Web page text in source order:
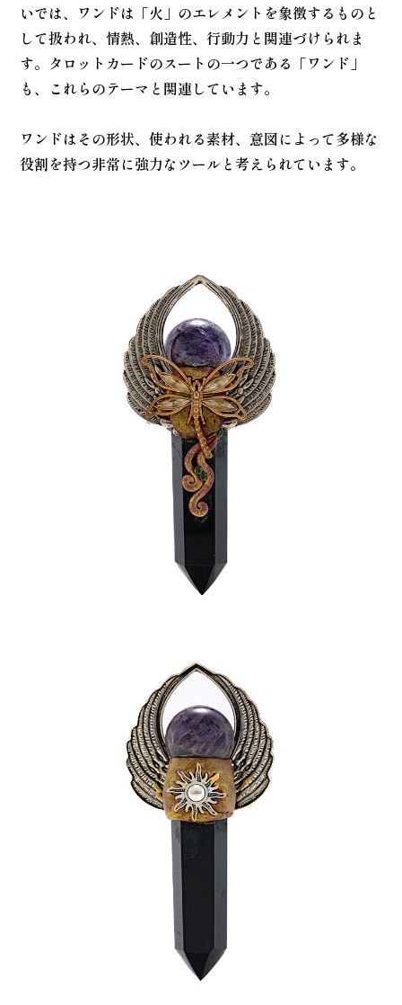
いでは、ワンドは「火」のエレメントを象徴するものと
して扱われ、情熱、創造性、行動力と関連づけられま
す。タロットカードのスートの一つである「ワンド」
も、これらのテーマと関連しています。
ワンドはその形状、使われる素材、意図によって多様な
役割を持つ非常に強力なツールと考えられています。